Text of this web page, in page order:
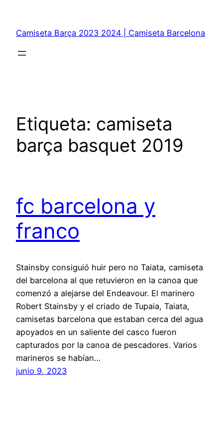
contenido
Camiseta Barça 2023 2024 | Camiseta Barcelona
Etiqueta: camiseta
barça basquet 2019
fc barcelona y
franco
Stainsby consiguió huir pero no Taiata, camiseta
del barcelona al que retuvieron en la canoa que
comenzó a alejarse del Endeavour. El marinero
Robert Stainsby y el criado de Tupaia, Taiata,
camisetas barcelona que estaban cerca del agua
apoyados en un saliente del casco fueron
capturados por la canoa de pescadores. Varios
marineros se habían…
junio 9, 2023